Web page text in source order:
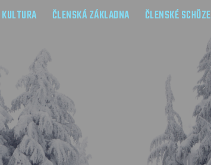
KULTURA ČLENSKÁ ZÁKLADNA ČLENSKÉ SCHŮZE